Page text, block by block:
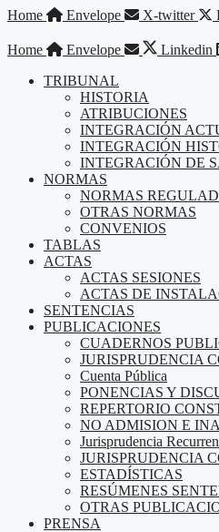
Saltar
contenido
Home Envelope X-twitter
Home Envelope Linkedin
TRIBUNAL
HISTORIA
ATRIBUCIONES
INTEGRACIÓN
INTEGRACIÓN
INTEGRACIÓN DE
NORMAS
NORMAS
OTRAS NORMAS
CONVENIOS
TABLAS
ACTAS
ACTAS SESIONES
ACTAS DE
SENTENCIAS
PUBLICACIONES
CUADERNOS
JURISPRUDENCIA
Cuenta Pública
PONENCIAS Y
REPERTORIO
NO ADMISION E
Jurisprudencia
JURISPRUDENCIA
ESTADÍSTICAS
RESÚMENES
OTRAS
PRENSA